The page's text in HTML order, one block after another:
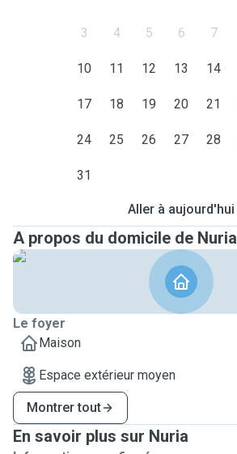
3 4 5 6 7
10 11 12 13 14
17 18 19 20 21
24 25 26 27 28
31
Aller à aujourd'hui
A propos du domicile de Nuria
Le foyer
Maison
Espace extérieur moyen
Montrer tout
En savoir plus sur Nuria